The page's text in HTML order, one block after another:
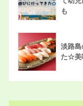
も
淡路島
た☆美